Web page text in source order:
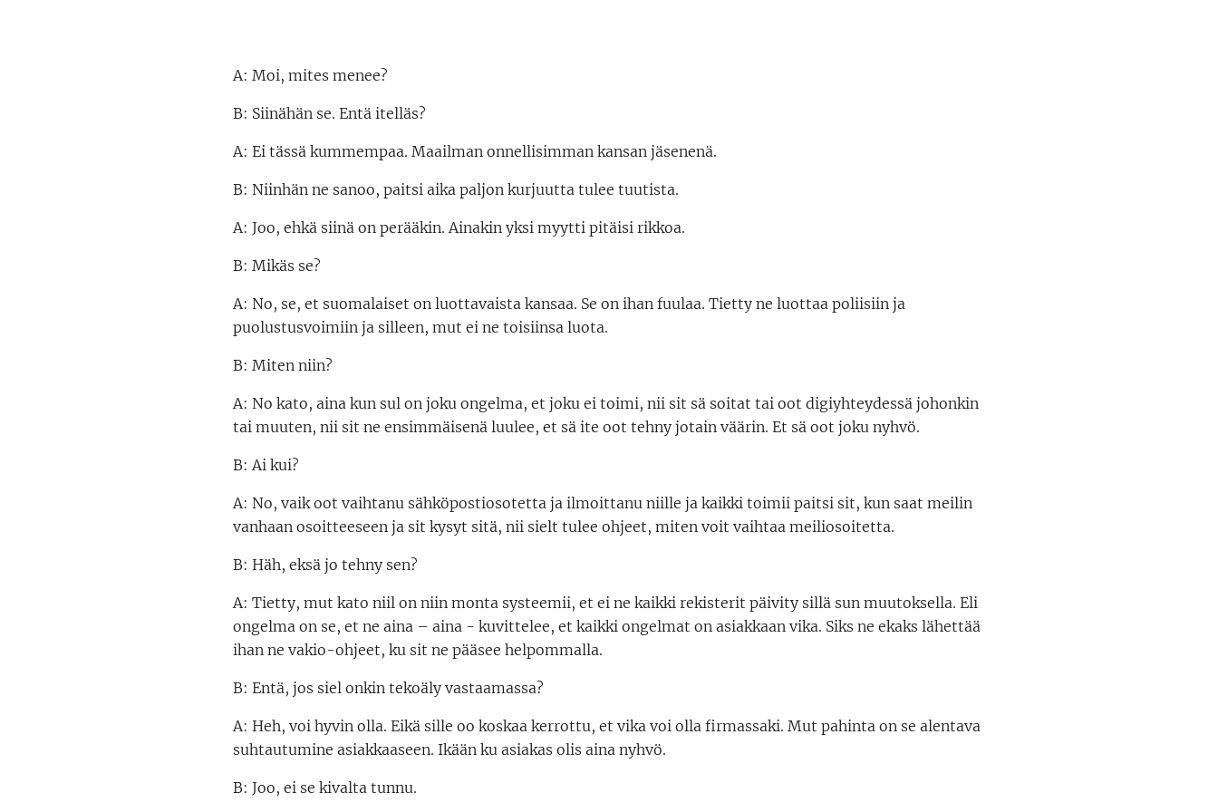
A: Moi, mites menee?
B: Siinähän se. Entä itelläs?
A: Ei tässä kummempaa. Maailman onnellisimman kansan jäsenenä.
B: Niinhän ne sanoo, paitsi aika paljon kurjuutta tulee tuutista.
A: Joo, ehkä siinä on perääkin. Ainakin yksi myytti pitäisi rikkoa.
B: Mikäs se?
A: No, se, et suomalaiset on luottavaista kansaa. Se on ihan fuulaa. Tietty ne luottaa poliisiin ja
puolustusvoimiin ja silleen, mut ei ne toisiinsa luota.
B: Miten niin?
A: No kato, aina kun sul on joku ongelma, et joku ei toimi, nii sit sä soitat tai oot digiyhteydessä johonkin
tai muuten, nii sit ne ensimmäisenä luulee, et sä ite oot tehny jotain väärin. Et sä oot joku nyhvö.
B: Ai kui?
A: No, vaik oot vaihtanu sähköpostiosotetta ja ilmoittanu niille ja kaikki toimii paitsi sit, kun saat meilin
vanhaan osoitteeseen ja sit kysyt sitä, nii sielt tulee ohjeet, miten voit vaihtaa meiliosoitetta.
B: Häh, eksä jo tehny sen?
A: Tietty, mut kato niil on niin monta systeemii, et ei ne kaikki rekisterit päivity sillä sun muutoksella. Eli
ongelma on se, et ne aina – aina - kuvittelee, et kaikki ongelmat on asiakkaan vika. Siks ne ekaks lähettää
ihan ne vakio-ohjeet, ku sit ne pääsee helpommalla.
B: Entä, jos siel onkin tekoäly vastaamassa?
A: Heh, voi hyvin olla. Eikä sille oo koskaa kerrottu, et vika voi olla firmassaki. Mut pahinta on se alentava
suhtautumine asiakkaaseen. Ikään ku asiakas olis aina nyhvö.
B: Joo, ei se kivalta tunnu.